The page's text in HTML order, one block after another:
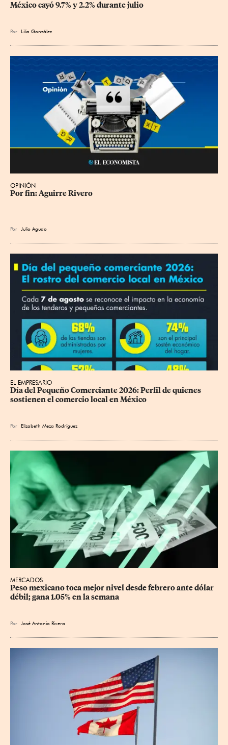
México cayó 9.7% y 2.2% durante julio
Por Lilia González
OPINIÓN
Por fin: Aguirre Rivero
Por Julio Agudo
EL EMPRESARIO
Día del Pequeño Comerciante 2026: Perfil de quienes
sostienen el comercio local en México
Por Elizabeth Meza Rodríguez
MERCADOS
Peso mexicano toca mejor nivel desde febrero ante dólar
débil; gana 1.05% en la semana
Por José Antonio Rivera